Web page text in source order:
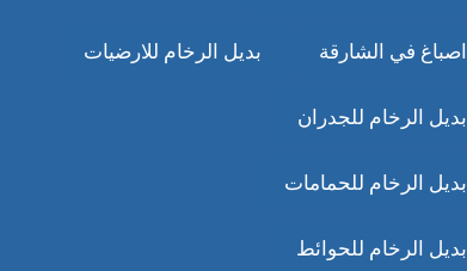
اصباغ في الشارقة بديل الرخام للارضيات
بديل الرخام للجدران
بديل الرخام للحمامات
بديل الرخام للحوائط